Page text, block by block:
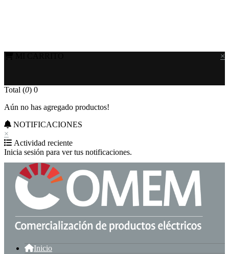
×
Total (0) 0
Aún no has agregado productos!
NOTIFICACIONES
×
Actividad reciente
Inicia sesión para ver tus notificaciones.
Inicio